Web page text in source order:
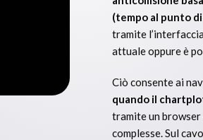
(tempo al punto di
tramite
attuale oppure è
Ciò consente ai
quando il
tramite un
complesse. Sul